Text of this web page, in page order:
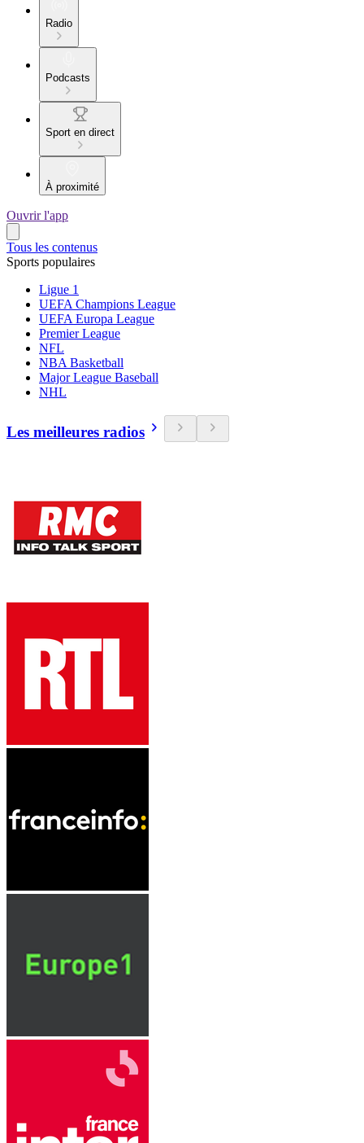
Radio
Podcasts
Sport en direct
À proximité
Ouvrir l'app
Tous les contenus
Sports populaires
Ligue 1
UEFA Champions League
UEFA Europa League
Premier League
NFL
NBA Basketball
Major League Baseball
NHL
Les meilleures radios